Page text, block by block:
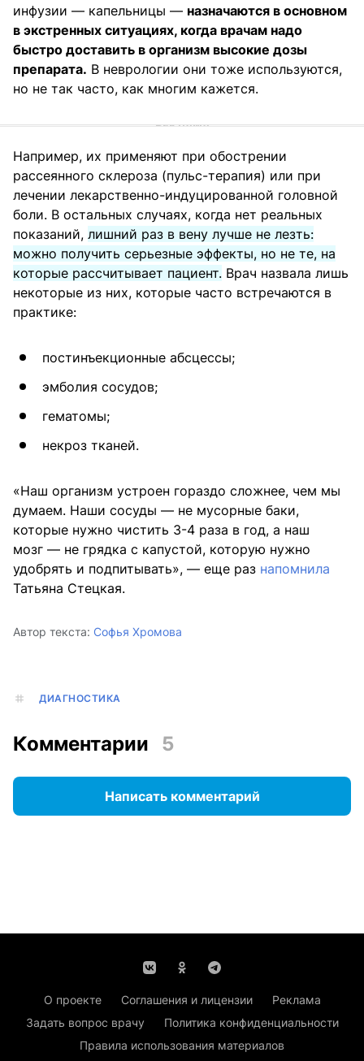
инфузии — капельницы — назначаются в основном
в экстренных ситуациях, когда врачам надо
быстро доставить в организм высокие дозы
препарата. В неврологии они тоже используются,
но не так часто, как многим кажется.
Например, их применяют при обострении
рассеянного склероза (пульс-терапия) или при
лечении лекарственно-индуцированной головной
боли. В остальных случаях, когда нет реальных
показаний, лишний раз в вену лучше не лезть:
можно получить серьезные эффекты, но не те, на
которые рассчитывает пациент. Врач назвала лишь
некоторые из них, которые часто встречаются в
практике:
постинъекционные абсцессы;
эмболия сосудов;
гематомы;
некроз тканей.
«Наш организм устроен гораздо сложнее, чем мы
думаем. Наши сосуды — не мусорные баки,
которые нужно чистить 3-4 раза в год, а наш
мозг — не грядка с капустой, которую нужно
удобрять и подпитывать», — еще раз напомнила
Татьяна Стецкая.
Автор текста: Софья Хромова
ДИАГНОСТИКА
Комментарии 5
Написать комментарий
О проекте Соглашения и лицензии
Реклама
Задать вопрос врачу
Политика конфиденциальности
Правила использования материалов